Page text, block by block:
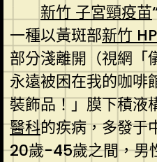
新竹 子宮頸疫苗
一種以黃斑部新竹
部分淺離開（視網「
永遠被困在我的咖啡
裝飾品！」膜下積液
醫科的疾病，多發于
20歲-45歲之間，男